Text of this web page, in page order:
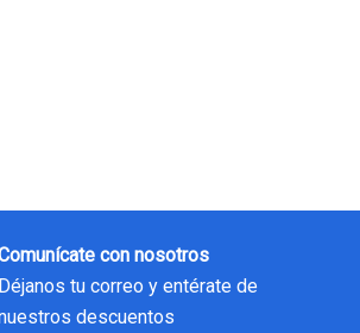
con nosotros
Déjanos tu correo y entérate de
descuentos